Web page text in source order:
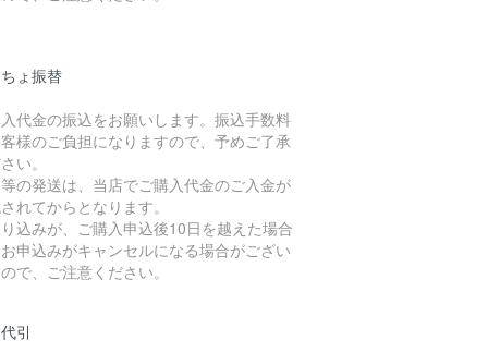
ょ振替
代金の振込をお願いします。振込手数料
様のご負担になりますので、予めご了承
い。
の発送は、当店でご購入代金のご入金が
れてからとなります。
込みが、ご購入申込後10日を越えた場合
申込みがキャンセルになる場合がござい
で、ご注意ください。
引